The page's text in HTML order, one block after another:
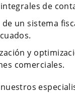
de
de un sistema
y
comerciales.